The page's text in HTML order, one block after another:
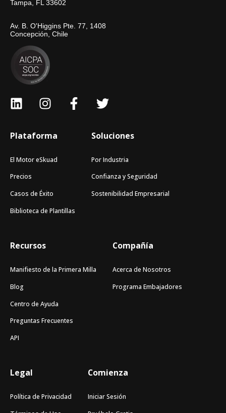
Tampa, FL 33602
Av. B. O'Higgins Pte. 77, 1408
Concepción, Chile
Plataforma
El Motor eSkuad
Precios
Casos de Éxito
Biblioteca de Plantillas
Soluciones
Por Industria
Confianza y Seguridad
Sostenibilidad Empresarial
Recursos
Manifiesto de la Primera Milla
Blog
Centro de Ayuda
Preguntas Frecuentes
API
Compañía
Acerca de Nosotros
Programa Embajadores
Legal
Política de Privacidad
Comienza
Iniciar Sesión